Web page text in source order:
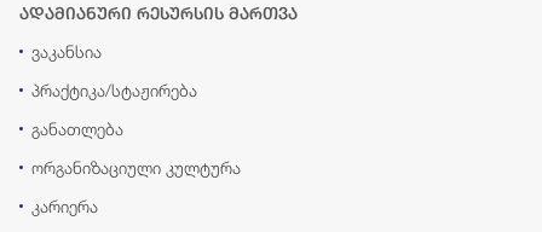
ადამიანური რესურსის მართვა
ვაკანსია
პრაქტიკა/სტაჟირება
განათლება
ორგანიზაციული კულტურა
კარიერა